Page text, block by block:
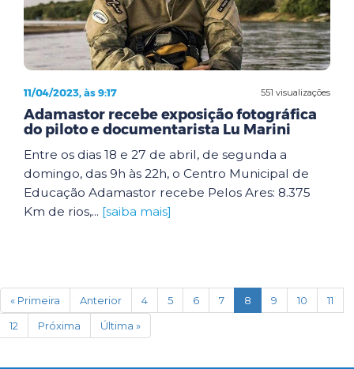
551 visualizações
11/04/2023, às 9:17
Adamastor recebe exposição fotográfica
do piloto e documentarista Lu Marini
Entre os dias 18 e 27 de abril, de segunda a
domingo, das 9h às 22h, o Centro Municipal de
Educação Adamastor recebe Pelos Ares: 8.375
Km de rios,... [saiba mais]
« Primeira Anterior 4 5 6 7 8 (current)
9 10
11
12
Próxima Última »